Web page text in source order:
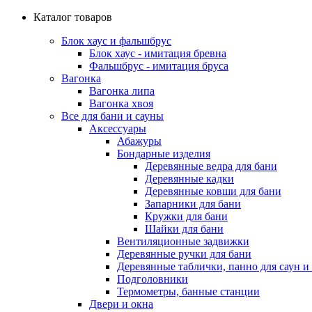
Каталог товаров
Блок хаус и фальшбрус
Блок хаус - имитация бревна
Фальшбрус - имитация бруса
Вагонка
Вагонка липа
Вагонка хвоя
Все для бани и сауны
Аксессуары
Абажуры
Бондарные изделия
Деревянные ведра для бани
Деревянные кадки
Деревянные ковши для бани
Запарники для бани
Кружки для бани
Шайки для бани
Вентиляционные задвижки
Деревянные ручки для бани
Деревянные таблички, панно для саун и
Подголовники
Термометры, банные станции
Двери и окна